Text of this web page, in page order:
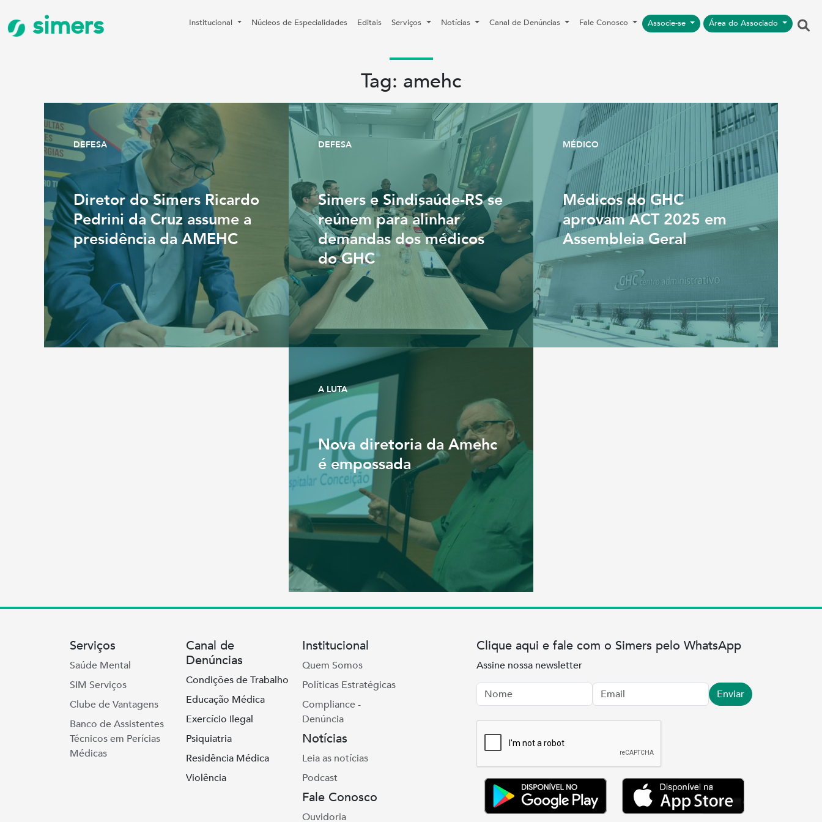
simers Institucional Núcleos de Especialidades Editais Serviços Notícias Canal de Denúncias Fale Conosco Associe-se Área do Associado
Tag: amehc
DEFESA
Diretor do Simers Ricardo
Pedrini da Cruz assume a
presidência da AMEHC
DEFESA
Simers e Sindisaúde-RS se
reúnem para alinhar
demandas dos médicos
do GHC
MÉDICO
Médicos do GHC
aprovam ACT 2025 em
Assembleia Geral
A LUTA
Nova diretoria da Amehc
é empossada
Serviços
Saúde Mental
SIM Serviços
Clube de Vantagens
Banco de Assistentes
Técnicos em Perícias
Médicas
Canal de
Denúncias
Condições de Trabalho
Educação Médica
Exercício Ilegal
Psiquiatria
Residência Médica
Violência
Institucional
Quem Somos
Políticas Estratégicas
Compliance -
Denúncia
Notícias
Leia as notícias
Podcast
Fale Conosco
Ouvidoria
Clique aqui e fale com o Simers pelo WhatsApp
Assine nossa newsletter
Nome
Email Enviar